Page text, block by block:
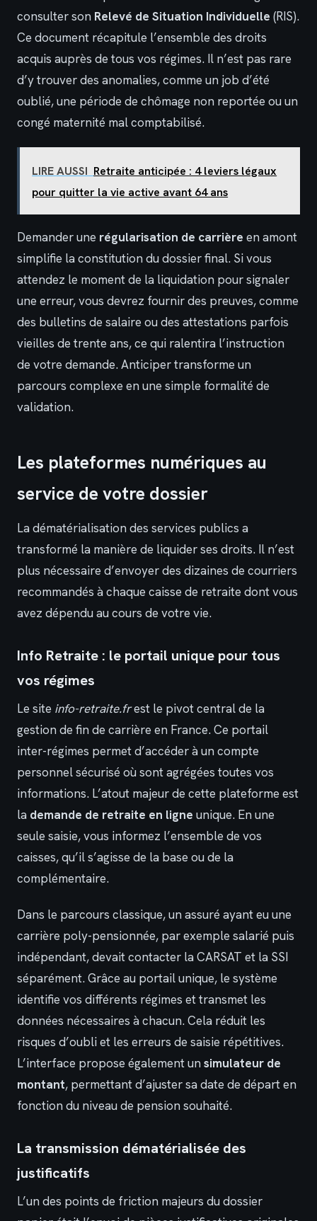
consulter son Relevé de Situation Individuelle (RIS).
Ce document récapitule l’ensemble des droits
acquis auprès de tous vos régimes. Il n’est pas rare
d’y trouver des anomalies, comme un job d’été
oublié, une période de chômage non reportée ou un
congé maternité mal comptabilisé.
LIRE AUSSI Retraite anticipée : 4 leviers légaux
pour quitter la vie active avant 64 ans
Demander une régularisation de carrière en amont
simplifie la constitution du dossier final. Si vous
attendez le moment de la liquidation pour signaler
une erreur, vous devrez fournir des preuves, comme
des bulletins de salaire ou des attestations parfois
vieilles de trente ans, ce qui ralentira l’instruction
de votre demande. Anticiper transforme un
parcours complexe en une simple formalité de
validation.
Les plateformes numériques au
service de votre dossier
La dématérialisation des services publics a
transformé la manière de liquider ses droits. Il n’est
plus nécessaire d’envoyer des dizaines de courriers
recommandés à chaque caisse de retraite dont vous
avez dépendu au cours de votre vie.
Info Retraite : le portail unique pour tous
vos régimes
Le site info-retraite.frest le pivot central de la
gestion de fin de carrière en France. Ce portail
inter-régimes permet d’accéder à un compte
personnel sécurisé où sont agrégées toutes vos
informations. L’atout majeur de cette plateforme est
la demande de retraite en ligne unique. En une
seule saisie, vous informez l’ensemble de vos
caisses, qu’il s’agisse de la base ou de la
complémentaire.
Dans le parcours classique, un assuré ayant eu une
carrière poly-pensionnée, par exemple salarié puis
indépendant, devait contacter la CARSAT et la SSI
séparément. Grâce au portail unique, le système
identifie vos différents régimes et transmet les
données nécessaires à chacun. Cela réduit les
risques d’oubli et les erreurs de saisie répétitives.
L’interface propose également unsimulateur de
montant, permettant d’ajuster sa date de départ en
fonction du niveau de pension souhaité.
La transmission dématérialisée des
justificatifs
L’un des points de friction majeurs du dossier